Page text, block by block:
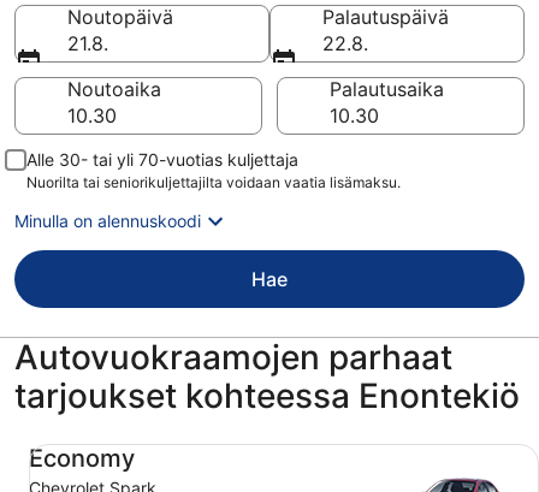
Noutopäivä
21.8.
Palautuspäivä
22.8.
Noutoaika
Palautusaika
Alle 30- tai yli 70-vuotias kuljettaja
Nuorilta tai seniorikuljettajilta voidaan vaatia lisämaksu.
Minulla on alennuskoodi
Hae
Autovuokraamojen parhaat
tarjoukset kohteessa Enontekiö
Economy
Chevrolet Spark
Economy Chevrolet Spark